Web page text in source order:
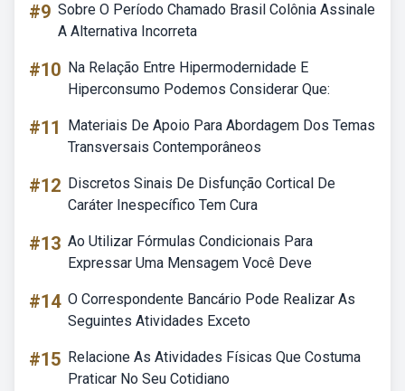
#9 Sobre O Período Chamado Brasil Colônia Assinale
A Alternativa Incorreta
#10 Na Relação Entre Hipermodernidade E
Hiperconsumo Podemos Considerar Que:
#11
Materiais De Apoio Para Abordagem Dos Temas
Transversais Contemporâneos
#12 Discretos Sinais De Disfunção Cortical De
Caráter Inespecífico Tem Cura
#13 Ao Utilizar Fórmulas Condicionais Para
Expressar Uma Mensagem Você Deve
#14 O Correspondente Bancário Pode Realizar As
Seguintes Atividades Exceto
#15 Relacione As Atividades Físicas Que Costuma
Praticar No Seu Cotidiano